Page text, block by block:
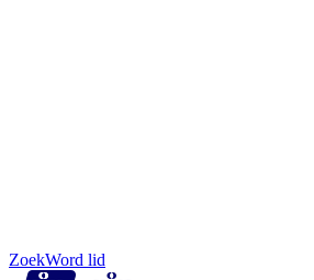
ZoekWord lid